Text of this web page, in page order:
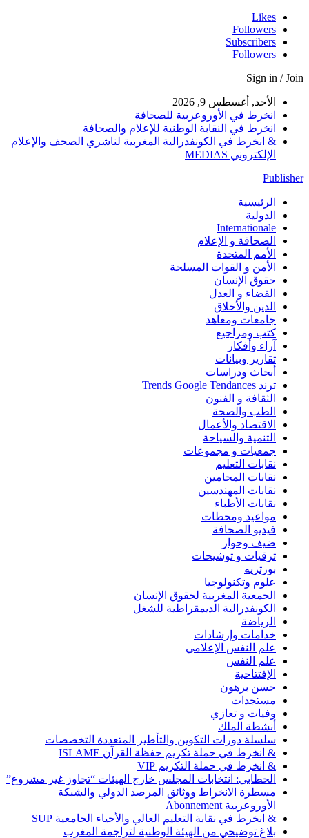
Likes
Followers
Subscribers
Followers
Sign in / Join
الأحد, أغسطس 9, 2026
انخرط في الأوروعربية للصحافة
انخرط في النقابة الوطنية للإعلام والصحافة
& انخرط في الكونفدرالية المغربية لناشري الصحف والإعلام
الإلكتروني MEDIAS
Publisher
الرئيسية
الدولية
Internationale
الصحافة و الإعلام
الأمم المتحدة
الأمن و القوات المسلحة
حقوق الإنسان
القضاء و العدل
الدين والأخلاق
جامعات ومعاهد
كتب ومراجيع
آراء وأفكار
تقارير وبيانات
أبحاث ودراسات
ترند Trends Google Tendances
الثقافة و الفنون
الطب والصحة
الاقتصاد والأعمال
التنمية والسياحة
جمعيات و مجموعات
نقابات التعليم
نقابات المحامين
نقابات المهندسين
نقابات الأطباء
مواعيد ومحطات
فيديو الصحافة
ضيف وحوار
ترقيات و توشيحات
بورتريه
علوم وتكنولوجيا
الجمعية المغربية لحقوق الإنسان
الكونفدرالية الديمقراطية للشغل
الرياضة
خدامات وإرشادات
علم النفس الإعلامي
علم النفس
الإفتتاحية
حسن برهون
مستجدات
وفيات و تعازي
أنشطة الملك
سلسلة دورات التكوين والتأطير المتعددة التخصصات
& انخرط في حملة تكريم حفظة القرآن ISLAME
& انخرط في حملة التكريم VIP
الحطابي: انتخابات المجلس خارج الهيئات “تجاوز غير مشروع”
مسطرة الانخراط ووثائق المرصد الدولي والشبكة
الأوروعربية Abonnement
& انخرط في نقابة التعليم العالي والأحياء الجامعية SUP
بلاغ توضيحي من الهيئة الوطنية لتراجمة المغرب